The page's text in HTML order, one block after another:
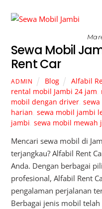
Sewa Mobil
Rent Car
ADMIN Blog Alfabil
rental mobil Jambi 24 jam
mobil dengan driver ,
harian ,sewa mobil jambi
jambi ,sewa mobil mewah
Mencari sewa mobil di
terjangkau? Alfabil Rent
Anda. Dengan berbagai
profesional, Alfabil Rent
pengalaman perjalanan
Berbagai jenis mobil